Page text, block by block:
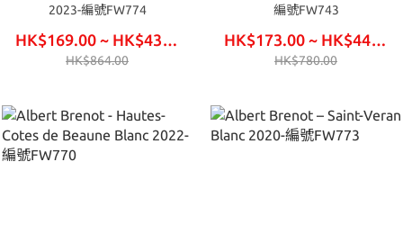
2023-編號FW774
HK$169.00 ~ HK$432.00
HK$864.00
編號FW743
HK$173.00 ~ HK$444.00
HK$780.00